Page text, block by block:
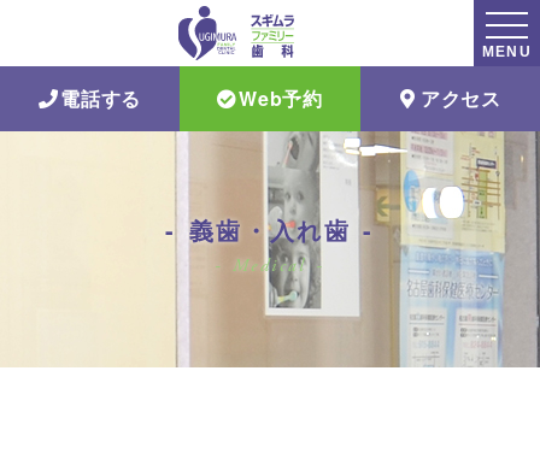
MENU
電話する Web予約 アクセス
義歯・入れ歯
Medical